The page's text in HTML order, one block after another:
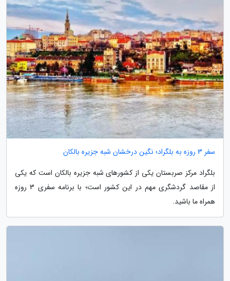
سفر 3 روزه به بلگراد؛ نگین درخشان شبه جزیره بالکان
بلگراد مرکز صربستان یکی از کشورهای شبه جزیره بالکان است که یکی
از مقاصد گردشگری مهم در این کشور است؛ با برنامه سفری 3 روزه
همراه ما باشید.